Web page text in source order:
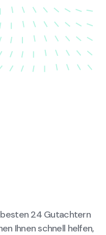
einem Unfall
Zustand gebracht
besten 24 Gutachtern
Ihnen schnell helfen,